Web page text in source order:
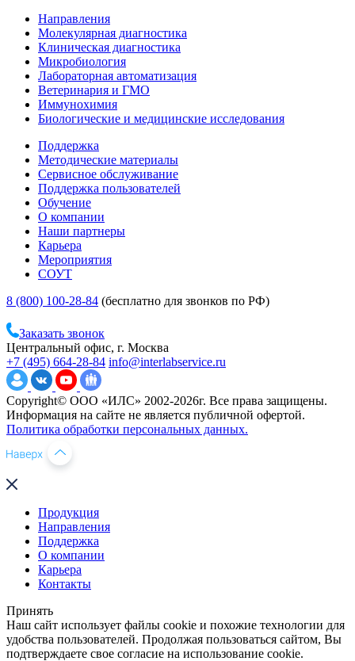
Направления
Молекулярная диагностика
Клиническая диагностика
Микробиология
Лабораторная автоматизация
Ветеринария и ГМО
Иммунохимия
Биологические и медицинские исследования
Поддержка
Методические материалы
Сервисное обслуживание
Поддержка пользователей
Обучение
О компании
Наши партнеры
Карьера
Мероприятия
СОУТ
8 (800) 100-28-84 (бесплатно для звонков по РФ)
Заказать звонок
Центральный офис, г. Москва
+7 (495) 664-28-84 info@interlabservice.ru
Copyright© ООО «ИЛС» 2002-2026г. Все права защищены.
Информация на сайте не является публичной офертой.
Политика обработки персональных данных.
Продукция
Направления
Поддержка
О компании
Карьера
Контакты
Принять
Наш сайт использует файлы cookie и похожие технологии для
удобства пользователей. Продолжая пользоваться сайтом, Вы
подтверждаете свое согласие на использование cookie.